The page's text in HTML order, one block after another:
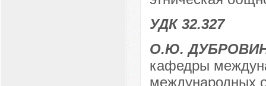
УДК 32.327
О.Ю.
кафедры
международных